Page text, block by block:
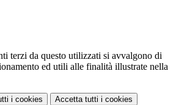
terzi da questo utilizzati si avvalgono di
ed utili alle finalità illustrate nella
i cookies Accetta tutti i cookies